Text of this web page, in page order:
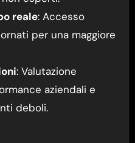
reale: Accesso
per una maggiore
: Valutazione
aziendali e
deboli.